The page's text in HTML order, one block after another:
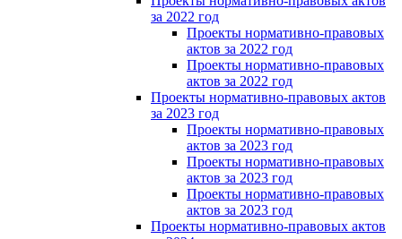
за 2022 год
Проекты нормативно-правовых
актов за 2022 год
Проекты нормативно-правовых
актов за 2022 год
Проекты нормативно-правовых актов
за 2023 год
Проекты нормативно-правовых
актов за 2023 год
Проекты нормативно-правовых
актов за 2023 год
Проекты нормативно-правовых
актов за 2023 год
Проекты нормативно-правовых актов